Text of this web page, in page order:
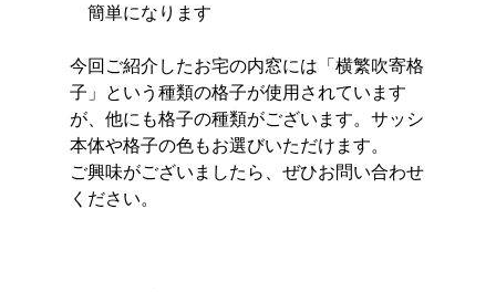
簡単になります
今回ご紹介したお宅の内窓には「横繁吹寄格
子」という種類の格子が使用されています
が、他にも格子の種類がございます。サッシ
本体や格子の色もお選びいただけます。
ご興味がございましたら、ぜひお問い合わせ
ください。